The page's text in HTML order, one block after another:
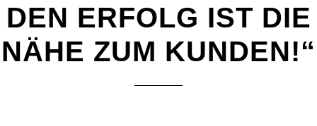
DEN ERFOLG IST DIE
NÄHE ZUM KUNDEN!“